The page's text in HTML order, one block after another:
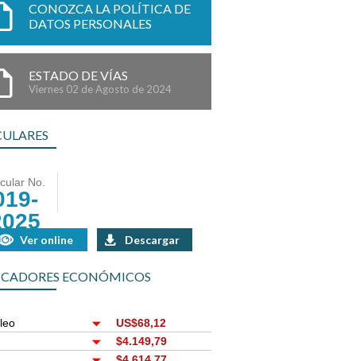
CONOZCA LA POLÍTICA DE
DATOS PERSONALES
ESTADO DE VÍAS
Viernes 02 de Agosto de 2024
No.
Ver online Descargar
ECONÓMICOS
US$68,12
$4.149,79